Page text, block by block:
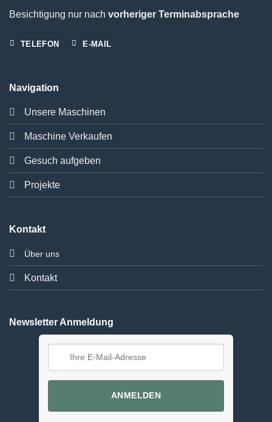
Besichtigung nur nach vorheriger Terminabsprache
TELEFON E-MAIL
Navigation
Unsere Maschinen
Maschine Verkaufen
Gesuch aufgeben
Projekte
Kontakt
Über uns
Kontakt
Newsletter Anmeldung
ANMELDEN